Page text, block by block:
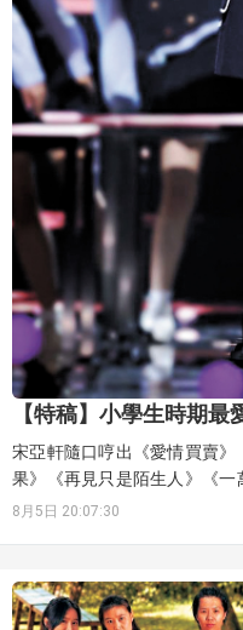
【特稿】小學生時期最
宋亞軒隨口哼出《愛情買賣
果》《再見只是陌生人》《一
記得，彩鈴時代最火的曲目也
8月5日 20:07:30